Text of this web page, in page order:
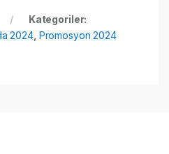
Kategoriler:
2024, Promosyon 2024